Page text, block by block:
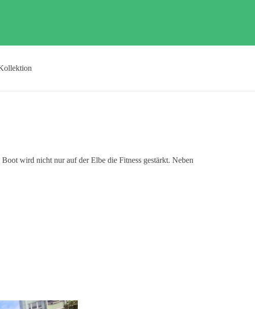
wird nicht nur auf der Elbe die Fitness gestärkt. Neben